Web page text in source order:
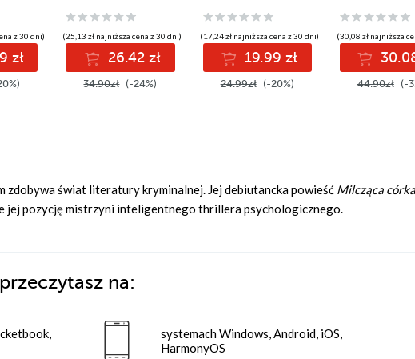
z 30 dni)
zł
(25,13 zł najniższa cena z 30 dni)
26.42 zł
34.90zł (-24%)
(17,24 zł najniższa cena z 30 dni)
19.99 zł
24.99zł (-20%)
(30,08 zł najniższa
44.90zł (-
zdobywa świat literatury kryminalnej. Jej debiutancka powieść Milcząca córka
jej pozycję mistrzyni inteligentnego thrillera psychologicznego.
przeczytasz na:
systemach Windows, Android, iOS,
HarmonyOS